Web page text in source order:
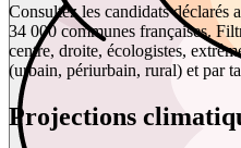
Consultez les candidats déclarés
34 000 communes françaises.
centre, droite, écologistes,
(urbain, périurbain, rural) et par
Projections